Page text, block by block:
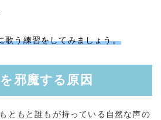
歌う練習をしてみましょう。
邪魔する原因
ともと誰もが持っている自然な声の